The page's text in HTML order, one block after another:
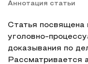
Аннотация статьи
Статья посвящена
уголовно-
доказывания по
Рассматривается